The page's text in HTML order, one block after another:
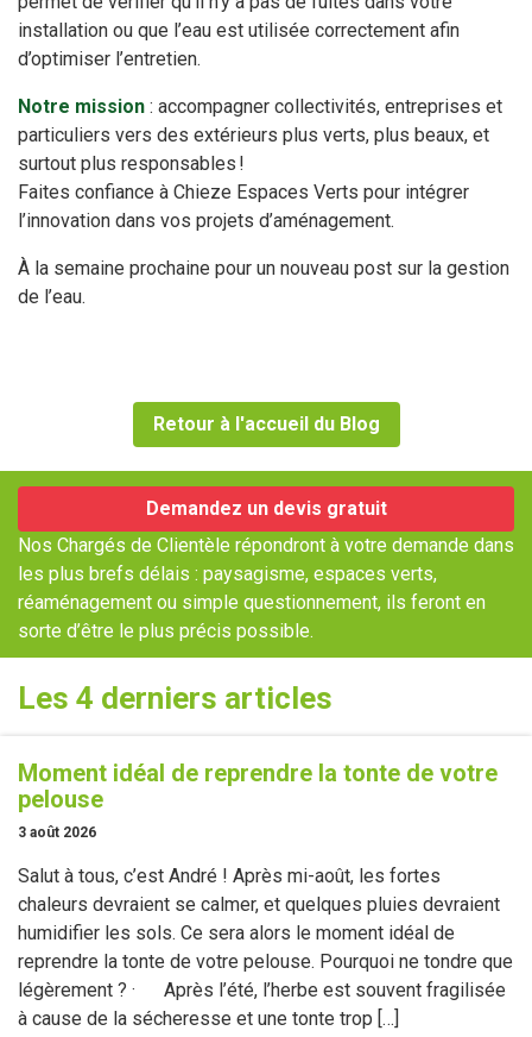
installation ou que l’eau est utilisée correctement afin
d’optimiser l’entretien.
Notre mission : accompagner collectivités, entreprises et
particuliers vers des extérieurs plus verts, plus beaux, et
surtout plus responsables !
Faites confiance à Chieze Espaces Verts pour intégrer
l’innovation dans vos projets d’aménagement.
À la semaine prochaine pour un nouveau post sur la gestion
de l’eau.
Retour à l'accueil du Blog
Demandez un devis gratuit
Nos Chargés de Clientèle répondront à votre demande dans
les plus brefs délais : paysagisme, espaces verts,
réaménagement ou simple questionnement, ils feront en
sorte d’être le plus précis possible.
Les 4 derniers articles
Moment idéal de reprendre la tonte de votre
pelouse
3 août 2026
Salut à tous, c’est André ! Après mi-août, les fortes
chaleurs devraient se calmer, et quelques pluies devraient
humidifier les sols. Ce sera alors le moment idéal de
reprendre la tonte de votre pelouse. Pourquoi ne tondre que
légèrement ? · Après l’été, l’herbe est souvent fragilisée
à cause de la sécheresse et une tonte trop […]